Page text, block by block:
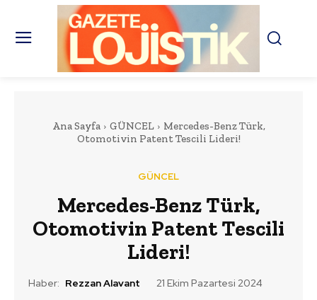
Ana Sayfa GÜNCEL
Mercedes-Benz Türk,
Otomotivin Patent Tescili Lideri!
GÜNCEL
Mercedes-Benz Türk,
Otomotivin Patent Tescili
Lideri!
Haber: Rezzan Alavant 21 Ekim Pazartesi 2024